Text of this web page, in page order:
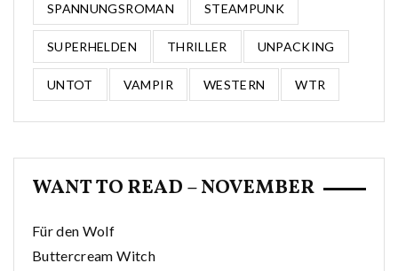
SPANNUNGSROMAN STEAMPUNK
SUPERHELDEN THRILLER UNPACKING
UNTOT VAMPIR WESTERN WTR
WANT TO READ – NOVEMBER
Für den Wolf
Buttercream Witch